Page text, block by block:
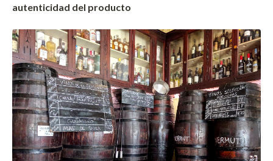
autenticidad del producto